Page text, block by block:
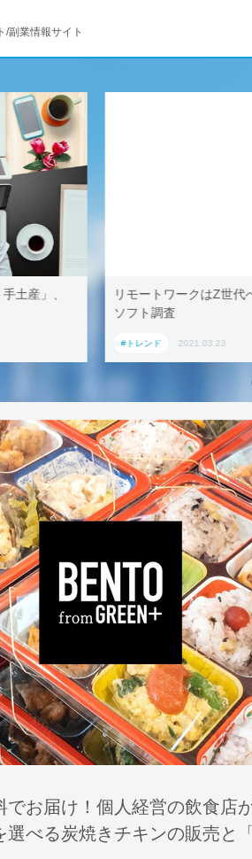
/副業情報サイト
土産」、
リモートワークはZ世代
ソフト調査
#トレンド 2021.03.23
お届け！個人経営の飲食店
選べる炭焼きチキンの販売と